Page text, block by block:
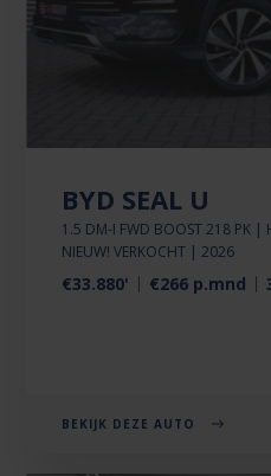
BYD SEAL U
1.5 DM-I FWD BOOST 218 PK |
NIEUW! VERKOCHT | 2026
€33.880' €266 p.mnd
BEKIJK DEZE AUTO